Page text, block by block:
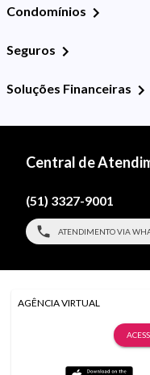
Condomínios
Seguros
Soluções Financeiras
Central de
(51) 3327-9001
ATENDIMENTO VIA
AGÊNCIA VIRTUAL